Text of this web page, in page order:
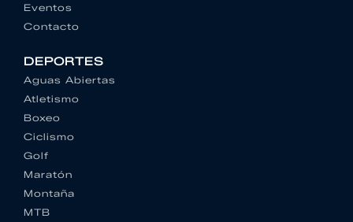
Eventos
Contacto
DEPORTES
Aguas Abiertas
Atletismo
Boxeo
Ciclismo
Golf
Maratón
Montaña
MTB